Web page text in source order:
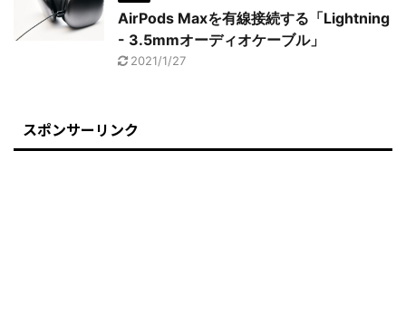
AirPods Maxを有線接続する「Lightning
- 3.5mmオーディオケーブル」
2021/1/27
スポンサーリンク